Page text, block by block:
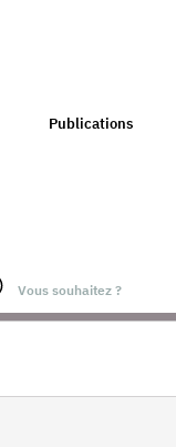
Publications